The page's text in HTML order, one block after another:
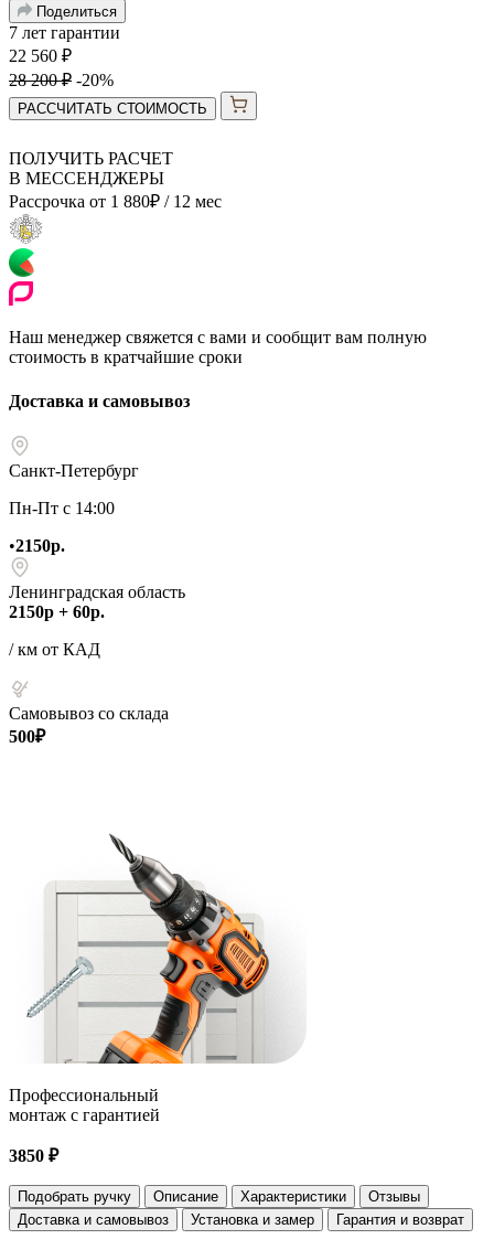
Поделиться
7 лет гарантии
22 560 ₽
28 200₽ -20%
РАССЧИТАТЬ СТОИМОСТЬ
ПОЛУЧИТЬ РАСЧЕТ
В МЕССЕНДЖЕРЫ
Рассрочка от 1 880₽ / 12 мес
Наш менеджер свяжется с вами и сообщит вам полную
стоимость в кратчайшие сроки
Доставка и самовывоз
Санкт-Петербург
Пн-Пт с 14:00
•2150р.
Ленинградская область
2150р + 60р.
/ км от КАД
Самовывоз со склада
500₽
Профессиональный
монтаж с гарантией
3850 ₽
Подобрать ручку Описание Характеристики
Отзывы
Доставка и самовывоз
Установка и замер Гарантия и возврат